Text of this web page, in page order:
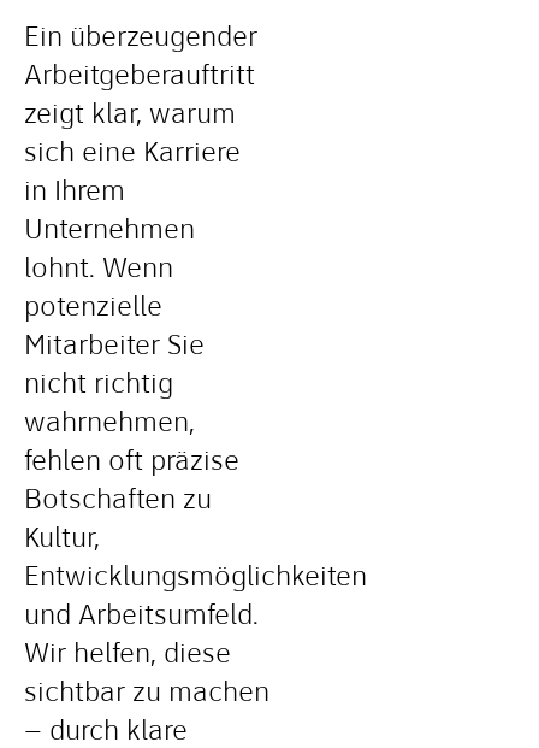
Ein überzeugender
Arbeitgeberauftritt
zeigt klar, warum
sich eine Karriere
in Ihrem
Unternehmen
lohnt. Wenn
potenzielle
Mitarbeiter Sie
nicht richtig
wahrnehmen,
fehlen oft präzise
Botschaften zu
Kultur,
Entwicklungsmöglichkeiten
und Arbeitsumfeld.
Wir helfen, diese
sichtbar zu machen
– durch klare